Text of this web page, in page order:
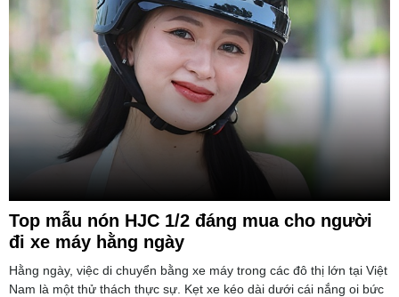
Top mẫu nón HJC 1/2 đáng mua cho người
đi xe máy hằng ngày
Hằng ngày, việc di chuyển bằng xe máy trong các đô thị lớn tại Việt
Nam là một thử thách thực sự. Kẹt xe kéo dài dưới cái nắng oi bức